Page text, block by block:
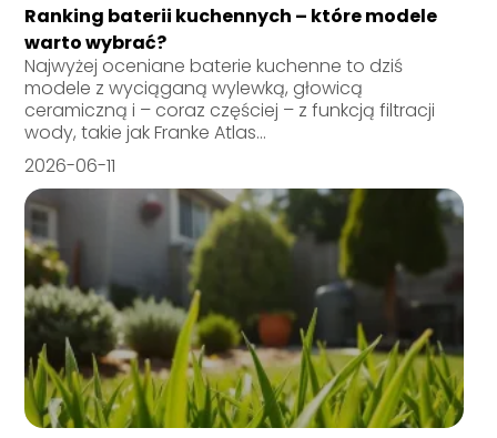
Ranking baterii kuchennych – które modele
warto wybrać?
Najwyżej oceniane baterie kuchenne to dziś
modele z wyciąganą wylewką, głowicą
ceramiczną i – coraz częściej – z funkcją filtracji
wody, takie jak Franke Atlas...
2026-06-11